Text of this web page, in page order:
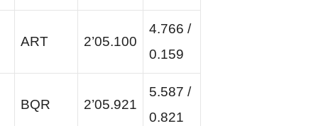
ART 2’05.100
4.766 /
0.159
BQR 2’05.921
5.587 /
0.821